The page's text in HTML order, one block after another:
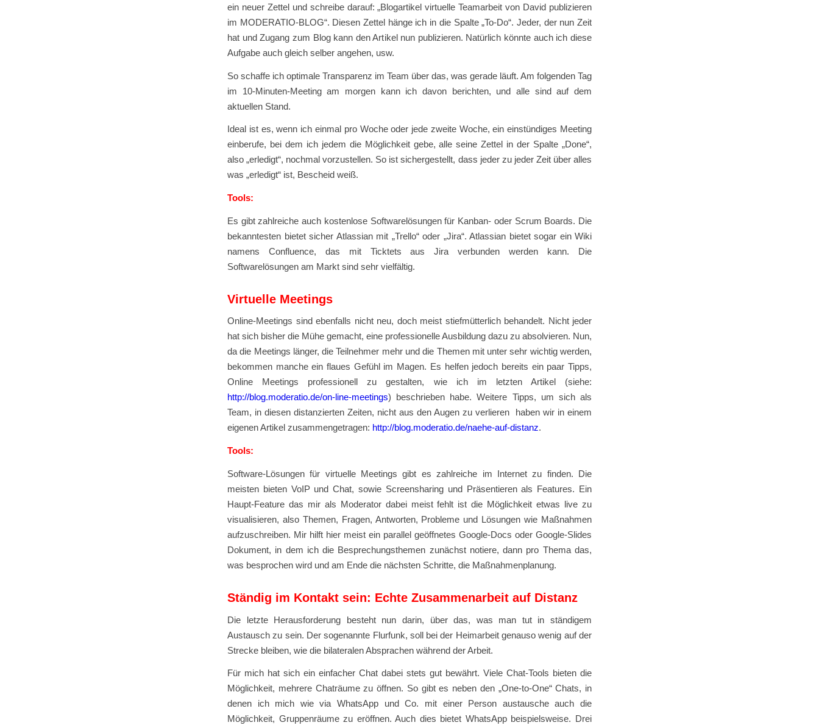
ein neuer Zettel und schreibe darauf: „Blogartikel virtuelle Teamarbeit von David publizieren
im MODERATIO-BLOG“. Diesen Zettel hänge ich in die Spalte „To-Do“. Jeder, der nun Zeit
hat und Zugang zum Blog kann den Artikel nun publizieren. Natürlich könnte auch ich diese
Aufgabe auch gleich selber angehen, usw.
So schaffe ich optimale Transparenz im Team über das, was gerade läuft. Am folgenden Tag
im 10-Minuten-Meeting am morgen kann ich davon berichten, und alle sind auf dem
aktuellen Stand.
Ideal ist es, wenn ich einmal pro Woche oder jede zweite Woche, ein einstündiges Meeting
einberufe, bei dem ich jedem die Möglichkeit gebe, alle seine Zettel in der Spalte „Done“,
also „erledigt“, nochmal vorzustellen. So ist sichergestellt, dass jeder zu jeder Zeit über alles
was „erledigt“ ist, Bescheid weiß.
Tools:
Es gibt zahlreiche auch kostenlose Softwarelösungen für Kanban- oder Scrum Boards. Die
bekanntesten bietet sicher Atlassian mit „Trello“ oder „Jira“. Atlassian bietet sogar ein Wiki
namens Confluence, das mit Ticktets aus Jira verbunden werden kann. Die
Softwarelösungen am Markt sind sehr vielfältig.
Virtuelle Meetings
Online-Meetings sind ebenfalls nicht neu, doch meist stiefmütterlich behandelt. Nicht jeder
hat sich bisher die Mühe gemacht, eine professionelle Ausbildung dazu zu absolvieren. Nun,
da die Meetings länger, die Teilnehmer mehr und die Themen mit unter sehr wichtig werden,
bekommen manche ein flaues Gefühl im Magen. Es helfen jedoch bereits ein paar Tipps,
Online Meetings professionell zu gestalten, wie ich im letzten Artikel (siehe:
http://blog.moderatio.de/on-line-meetings) beschrieben habe. Weitere Tipps, um sich als
Team, in diesen distanzierten Zeiten, nicht aus den Augen zu verlieren haben wir in einem
eigenen Artikel zusammengetragen: http://blog.moderatio.de/naehe-auf-distanz.
Tools:
Software-Lösungen für virtuelle Meetings gibt es zahlreiche im Internet zu finden. Die
meisten bieten VoIP und Chat, sowie Screensharing und Präsentieren als Features. Ein
Haupt-Feature das mir als Moderator dabei meist fehlt ist die Möglichkeit etwas live zu
visualisieren, also Themen, Fragen, Antworten, Probleme und Lösungen wie Maßnahmen
aufzuschreiben. Mir hilft hier meist ein parallel geöffnetes Google-Docs oder Google-Slides
Dokument, in dem ich die Besprechungsthemen zunächst notiere, dann pro Thema das,
was besprochen wird und am Ende die nächsten Schritte, die Maßnahmenplanung.
Ständig im Kontakt sein: Echte Zusammenarbeit auf Distanz
Die letzte Herausforderung besteht nun darin, über das, was man tut in ständigem
Austausch zu sein. Der sogenannte Flurfunk, soll bei der Heimarbeit genauso wenig auf der
Strecke bleiben, wie die bilateralen Absprachen während der Arbeit.
Für mich hat sich ein einfacher Chat dabei stets gut bewährt. Viele Chat-Tools bieten die
Möglichkeit, mehrere Chaträume zu öffnen. So gibt es neben den „One-to-One“ Chats, in
denen ich mich wie via WhatsApp und Co. mit einer Person austausche auch die
Möglichkeit, Gruppenräume zu eröffnen. Auch dies bietet WhatsApp beispielsweise. Drei